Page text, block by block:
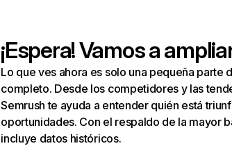
¡Espera! Vamos a
Lo que ves ahora es solo una pequeña
completo. Desde los competidores y las
Semrush te ayuda a entender quién está
oportunidades. Con el respaldo de la mayor
incluye datos históricos.